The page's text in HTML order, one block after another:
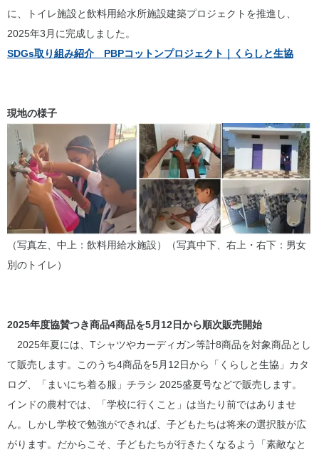
に、トイレ施設と飲料用給水所施設建築プロジェクトを推進し、
2025年3月に完成しました。
SDGs取り組み紹介 PBPコットンプロジェクト｜くらしと生協
現地の様子
（写真左、中上：飲料用給水施設）（写真中下、右上・右下：男女
別のトイレ）
2025年度協賛つき商品4商品を5月12日から順次販売開始
2025年夏には、Tシャツやカーディガン等計8商品を対象商品とし
て販売します。このうち4商品を5月12日から「くらしと生協」カタ
ログ、「まいにち着る服」チラシ 2025盛夏号などで販売します。
インドの農村では、「学校に行くこと」は当たり前ではありませ
ん。しかし学校で勉強ができれば、子どもたちは将来の選択肢が広
がります。だからこそ、子どもたちが行きたくなるよう「素敵なと